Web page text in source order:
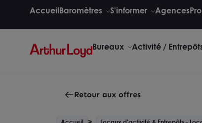
AccueilBaromètres S'informer Agences
Bureaux Activité /
Retour aux offres